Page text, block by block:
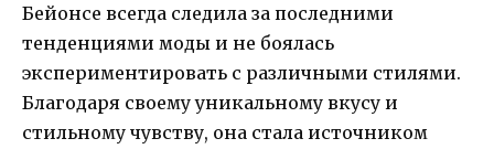
Бейонсе всегда следила за последними
тенденциями моды и не боялась
экспериментировать с различными стилями.
Благодаря своему уникальному вкусу и
стильному чувству, она стала источником